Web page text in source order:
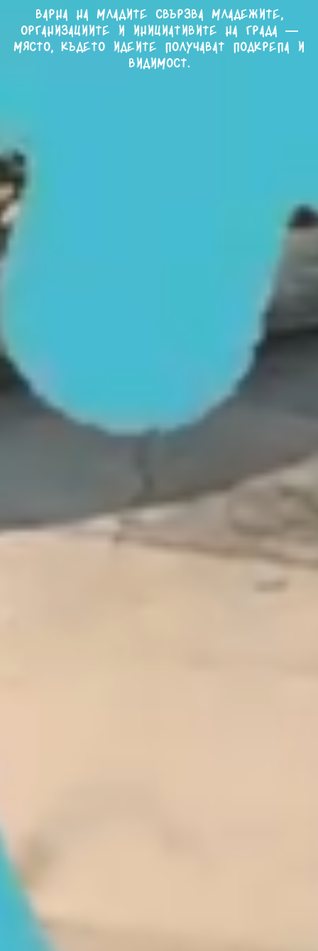
Варна на младите свързва младежите,
организациите и инициативите на града —
място, където идеите получават подкрепа и
видимост.